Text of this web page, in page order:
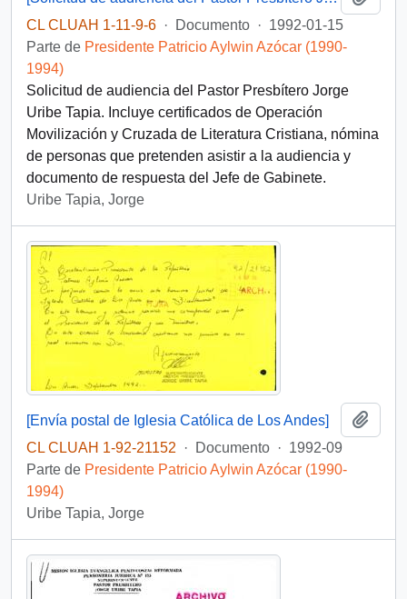
CL CLUAH 1-11-9-6 · Documento · 1992-01-15
Parte de Presidente Patricio Aylwin Azócar (1990-
1994)
Solicitud de audiencia del Pastor Presbítero Jorge
Uribe Tapia. Incluye certificados de Operación
Movilización y Cruzada de Literatura Cristiana, nómina
de personas que pretenden asistir a la audiencia y
documento de respuesta del Jefe de Gabinete.
Uribe Tapia, Jorge
[Envía postal de Iglesia Católica de Los Andes]
CL CLUAH 1-92-21152
· Documento · 1992-09
Parte de Presidente Patricio Aylwin Azócar (1990-
1994)
Uribe Tapia, Jorge